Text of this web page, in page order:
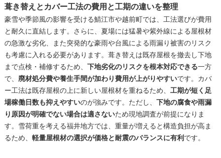
葺き替えとカバー工法の費用と工期の違いを整理
豪雪や季節風の影響を受ける鯖江市や越前町では、工法選びが費用
と耐久に直結します。さらに、夏場には猛暑や紫外線による屋根材
の急激な劣化、また突発的な豪雨や台風による雨漏り被害のリスク
も考慮に入れる必要があります。葺き替えは既存屋根を撤去し下地
まで点検・補修するため、 下地劣化のリスクを根本対応できる一方
で、 廃材処分費や養生手間が加わり費用が上がりやすいです。カバ
ー工法は既存屋根の上に新しい屋根材を重ねるため、 工期が短く足
場稼働日数も抑えやすいのが強みです。ただし、 下地の腐食や雨漏
り原因が明確でない場合は適さないため現地調査が前提になりま
す。雪荷重を考える福井地方では、重量が増えると構造負担が高ま
るため、 軽量屋根材の選択が価格と耐震のバランスに有利です。